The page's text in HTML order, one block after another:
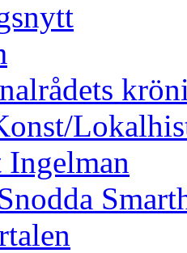
Ingelman